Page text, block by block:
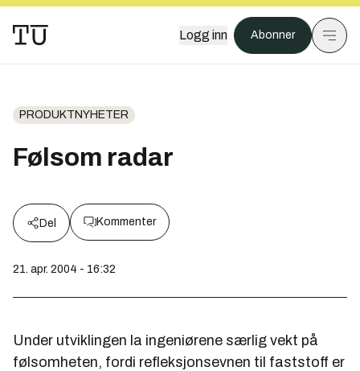
Logg inn Abonner
PRODUKTNYHETER
Følsom radar
Del Kommenter
21. apr. 2004 - 16:32
Under utviklingen la ingeniørene særlig vekt på
følsomheten, fordi refleksjonsevnen til faststoff er